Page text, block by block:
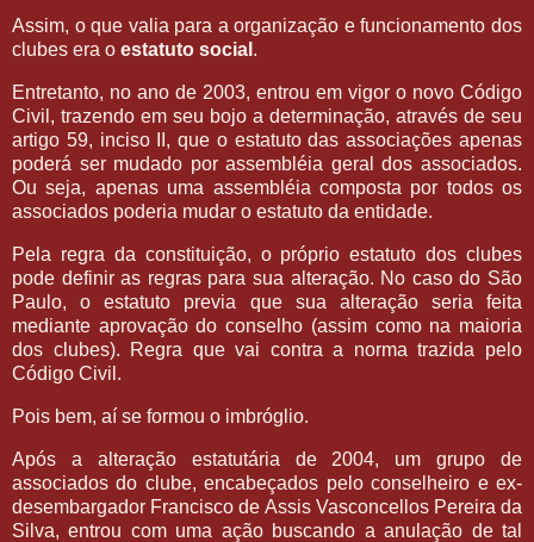
Assim, o que valia para a organização e funcionamento dos
clubes era o estatuto social .
Entretanto, no ano de 2003, entrou em vigor o novo Código
Civil, trazendo em seu bojo a determinação, através de seu
artigo 59, inciso II, que o estatuto das associações apenas
poderá ser mudado por assembléia geral dos associados.
Ou seja, apenas uma assembléia composta por todos os
associados poderia mudar o estatuto da entidade.
Pela regra da constituição, o próprio estatuto dos clubes
pode definir as regras para sua alteração. No caso do São
Paulo, o estatuto previa que sua alteração seria feita
mediante aprovação do conselho (assim como na maioria
dos clubes). Regra que vai contra a norma trazida pelo
Código Civil.
Pois bem, aí se formou o imbróglio.
Após a alteração estatutária de 2004, um grupo de
associados do clube, encabeçados pelo conselheiro e ex-
desembargador Francisco de Assis Vasconcellos Pereira da
Silva, entrou com uma ação buscando a anulação de tal